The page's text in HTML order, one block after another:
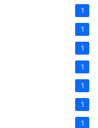
1
1
1
1
1
1
1